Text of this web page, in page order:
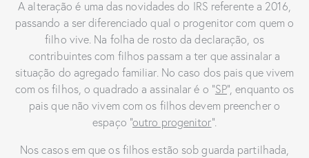
A alteração é uma das novidades do IRS referente a 2016,
passando a ser diferenciado qual o progenitor com quem o
filho vive. Na folha de rosto da declaração, os
contribuintes com filhos passam a ter que assinalar a
situação do agregado familiar. No caso dos pais que vivem
com os filhos, o quadrado a assinalar é o “SP”, enquanto os
pais que não vivem com os filhos devem preencher o
espaço “outro progenitor”.
Nos casos em que os filhos estão sob guarda partilhada,